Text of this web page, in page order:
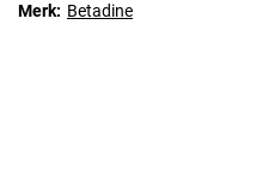
Merk: Betadine